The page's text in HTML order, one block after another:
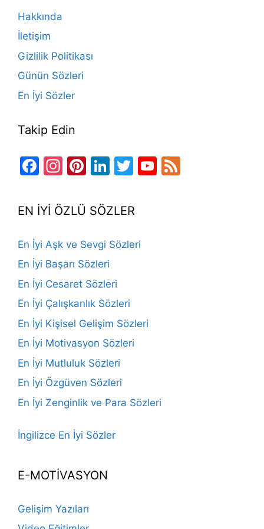
o
o
k
Hakkında
İletişim
Gizlilik Politikası
Günün Sözleri
En İyi Sözler
Takip Edin
Facebook
Instagram
Pinterest
LinkedIn
TwitterYouTube
EN İYİ ÖZLÜ SÖZLER
En İyi Aşk ve Sevgi Sözleri
En İyi Başarı Sözleri
En İyi Cesaret Sözleri
En İyi Çalışkanlık Sözleri
En İyi Kişisel Gelişim Sözleri
En İyi Motivasyon Sözleri
En İyi Mutluluk Sözleri
En İyi Özgüven Sözleri
En İyi Zenginlik ve Para Sözleri
İngilizce En İyi Sözler
E-MOTİVASYON
Gelişim Yazıları